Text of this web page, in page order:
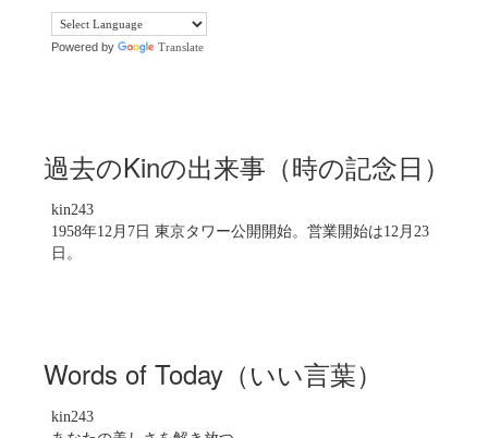
Powered by Translate
過去のKinの出来事（時の記念日）
kin243
1958年12月7日 東京タワー公開開始。営業開始は12月23
日。
Words of Today（いい言葉）
kin243